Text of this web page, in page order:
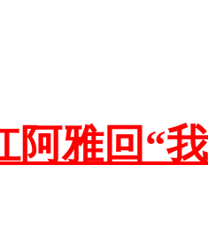
阿雅回“